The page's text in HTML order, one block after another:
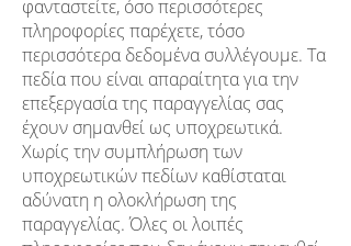
φανταστείτε, όσο περισσότερες
πληροφορίες παρέχετε, τόσο
περισσότερα δεδομένα συλλέγουμε. Τα
πεδία που είναι απαραίτητα για την
επεξεργασία της παραγγελίας σας
έχουν σημανθεί ως υποχρεωτικά.
Χωρίς την συμπλήρωση των
υποχρεωτικών πεδίων καθίσταται
αδύνατη η ολοκλήρωση της
παραγγελίας. Όλες οι λοιπές